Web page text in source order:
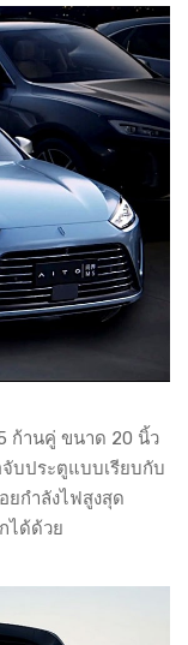
ก้านคู่ ขนาด 20 นิ้ว
บประตูแบบเรียบกับ
ยกำลังไฟสูงสุด
ได้ด้วย